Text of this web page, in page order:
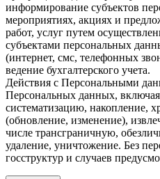
информирование субъектов
мероприятиях, акциях и
работ, услуг путем
субъектами персональных
(интернет, смс, телефонных
ведение бухгалтерского учета.
Действия с Персональными
Персональных данных, включая
систематизацию, накопление,
(обновление, изменение),
числе трансграничную,
удаление, уничтожение. Без
госструктур и случаев